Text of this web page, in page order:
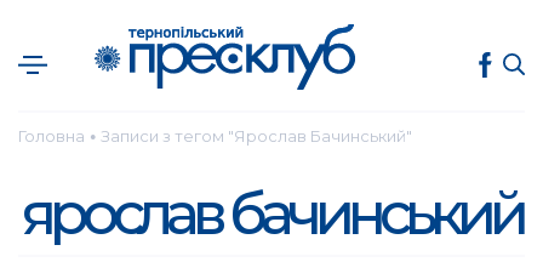
Головна ● Записи з тегом "Ярослав Бачинський"
ярослав бачинський